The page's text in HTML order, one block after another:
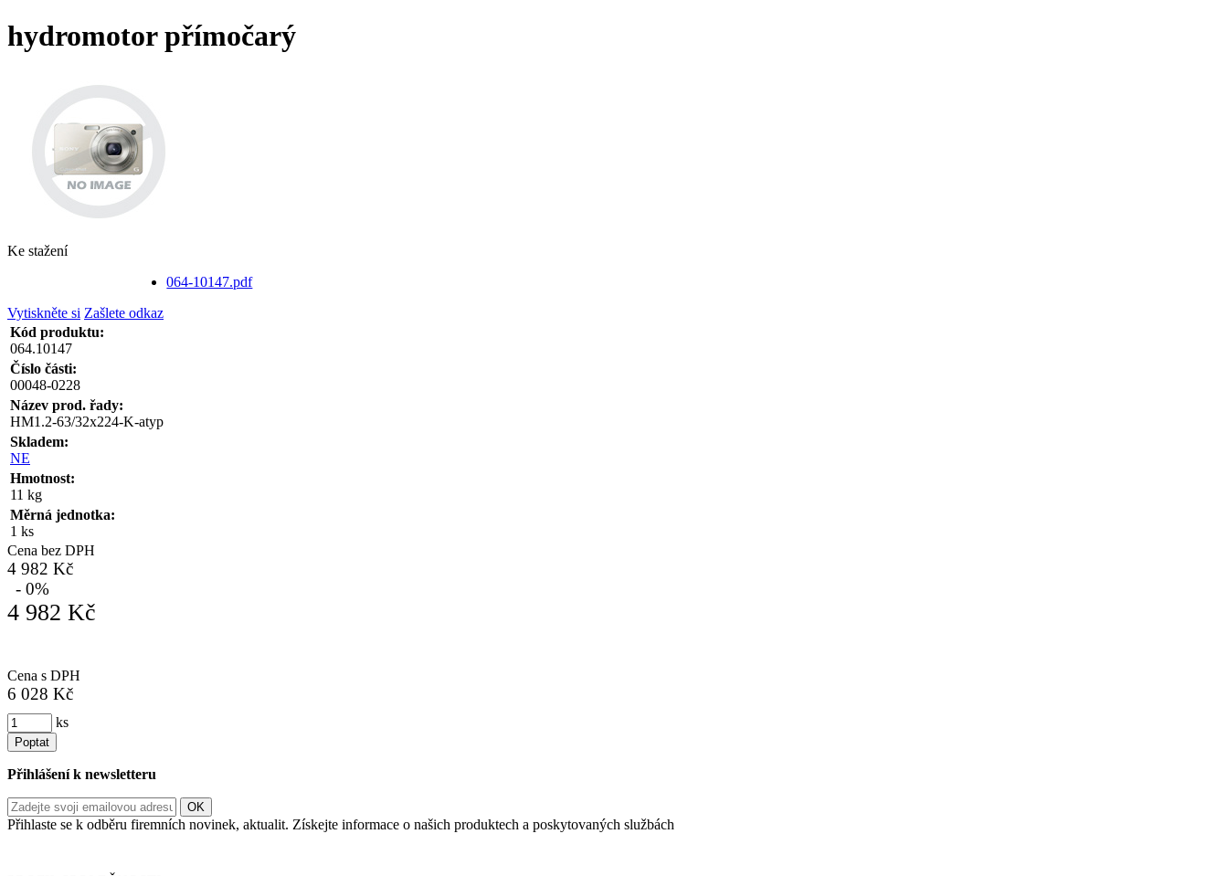
hydromotor přímočarý
Ke stažení
064-10147.pdf
Vytiskněte si Zašlete odkaz
Kód produktu:
064.10147
Číslo části:
00048-0228
Název prod. řady:
HM1.2-63/32x224-K-atyp
Skladem:
NE
Hmotnost:
11 kg
Měrná jednotka:
1 ks
Cena bez DPH
4 982 Kč
- 0%
4 982 Kč
Cena s DPH
6 028 Kč
ks
Poptat
Přihlášení k newsletteru
Přihlaste se k odběru firemních novinek, aktualit. Získejte informace o našich produktech a poskytovaných službách